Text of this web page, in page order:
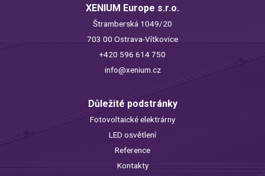
XENIUM Europe s.r.o.
Štramberská 1049/20
703 00 Ostrava-Vítkovice
+420 596 614 750
info@xenium.cz
Důležité podstránky
Fotovoltaické elektrárny
LED osvětlení
Reference
Kontakty